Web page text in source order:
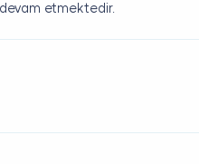
etmektedir.